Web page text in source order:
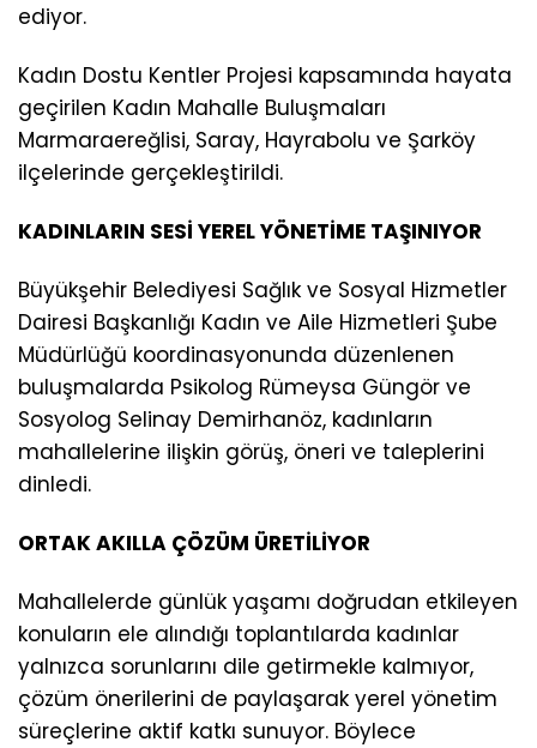
ediyor.
Kadın Dostu Kentler Projesi kapsamında hayata
geçirilen Kadın Mahalle Buluşmaları
Marmaraereğlisi, Saray, Hayrabolu ve Şarköy
ilçelerinde gerçekleştirildi.
KADINLARIN SESİ YEREL YÖNETİME TAŞINIYOR
Büyükşehir Belediyesi Sağlık ve Sosyal Hizmetler
Dairesi Başkanlığı Kadın ve Aile Hizmetleri Şube
Müdürlüğü koordinasyonunda düzenlenen
buluşmalarda Psikolog Rümeysa Güngör ve
Sosyolog Selinay Demirhanöz, kadınların
mahallelerine ilişkin görüş, öneri ve taleplerini
dinledi.
ORTAK AKILLA ÇÖZÜM ÜRETİLİYOR
Mahallelerde günlük yaşamı doğrudan etkileyen
konuların ele alındığı toplantılarda kadınlar
yalnızca sorunlarını dile getirmekle kalmıyor,
çözüm önerilerini de paylaşarak yerel yönetim
süreçlerine aktif katkı sunuyor. Böylece